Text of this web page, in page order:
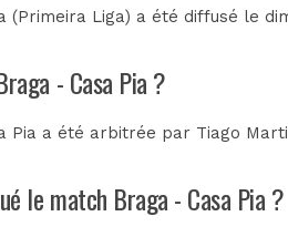
(Primeira Liga) a été diffusé le
- Casa Pia ?
Pia a été arbitrée par Tiago
le match Braga - Casa Pia ?